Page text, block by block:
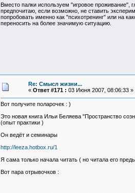
Вместо палки используем "игровое проживание",
предпочитаю, если возможно, не ставить
попробовать именно как "психотренинг" или на
переносить на более значимую ситуацию.
Re: Смысл жизни...
« Ответ #171 : 03 Июня 2007, 08:06:33 »
Вот получите поларочек : )
Это новая книга Ильи Беляева "Пространство
(опыт практики )
Он ведёт и семинары
http://leeza.hotbox.ru/1
Я сама только начала читать ( но читала его
Вот пара отрывочков :